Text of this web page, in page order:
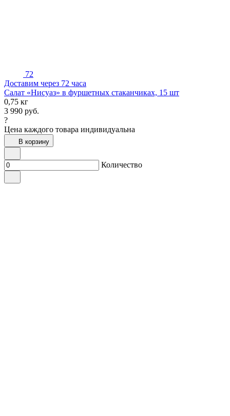
72
Доставим через 72 часа
Салат «Нисуаз» в фуршетных стаканчиках, 15 шт
0,75 кг
3 990 руб.
?
Цена каждого товара индивидуальна
В корзину
Количество